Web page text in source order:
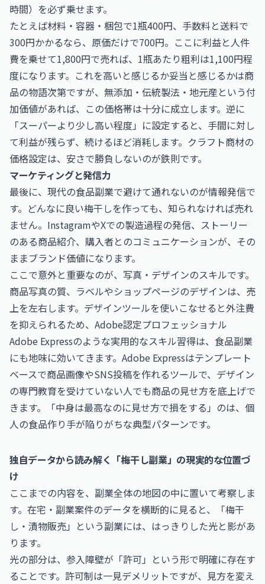
時間）を必ず乗せます。
たとえば材料・容器・梱包で1瓶400円、手数料と送料で
300円かかるなら、原価だけで700円。ここに利益と人件
費を乗せて1,800円で売れば、1瓶あたり粗利は1,100円程
度になります。これを高いと感じるか妥当と感じるかは商
品の物語次第ですが、無添加・伝統製法・地元産という付
加価値があれば、この価格帯は十分に成立します。逆に
「スーパーより少し高い程度」に設定すると、手間に対し
て利益が残らず、続けるほど消耗します。クラフト商材の
価格設定は、安さで勝負しないのが鉄則です。
マーケティングと発信力
最後に、現代の食品副業で避けて通れないのが情報発信で
す。どんなに良い梅干しを作っても、知られなければ売れ
ません。InstagramやXでの製造過程の発信、ストーリー
のある商品紹介、購入者とのコミュニケーションが、その
ままブランド価値になります。
ここで意外と重要なのが、写真・デザインのスキルです。
商品写真の質、ラベルやショップページのデザインは、売
上を左右します。デザインツールを使いこなせると外注費
を抑えられるため、 Adobe認定プロフェッショナル
Adobe Expressのような実用的なスキル習得は、食品副業
にも地味に効いてきます。Adobe Expressはテンプレート
ベースで商品画像やSNS投稿を作れるツールで、デザイン
の専門教育を受けていない人でも商品の見せ方を底上げで
きます。「中身は最高なのに見せ方で損をする」のは、個
人の食品作り手が陥りがちな典型パターンです。
独自データから読み解く「梅干し副業」の現実的な位置づ
け
ここまでの内容を、副業全体の地図の中に置いて考察しま
す。在宅・副業案件のデータを横断的に見ると、「梅干
し・漬物販売」という副業には、はっきりした光と影があ
ります。
光の部分は、参入障壁が「許可」という形で明確に存在す
ることです。許可制は一見デメリットですが、見方を変え